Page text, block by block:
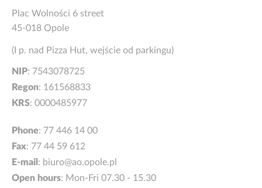
Plac Wolności 6 street
45-018 Opole
(I p. nad Pizza Hut, wejście od parkingu)
NIP: 7543078725
Regon: 161568833
KRS: 0000485977
Phone: 77 446 14 00
Fax: 77 44 59 612
E-mail : biuro@ao.opole.pl
Open hours: Mon-Fri 07.30 - 15.30